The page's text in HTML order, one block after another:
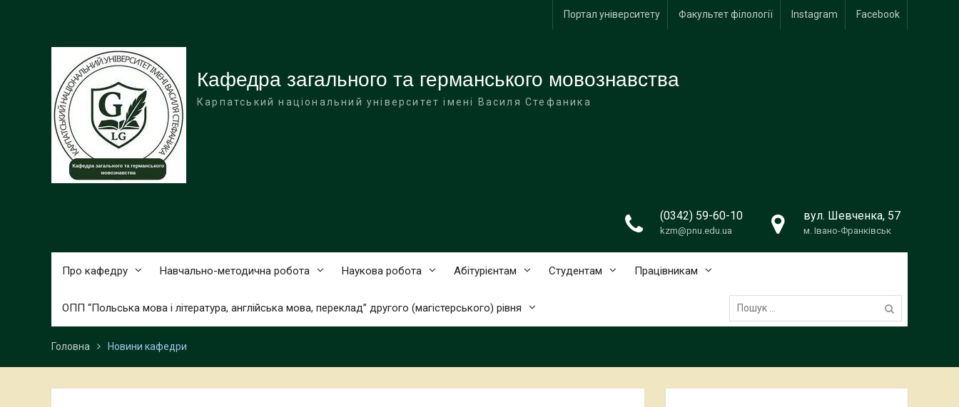
Портал університету Факультет філології Instagram Facebook
Кафедра загального та германського мовознавства
Карпатський національний університет імені Василя Стефаника
(0342) 59-60-10
kzm@pnu.edu.ua
вул. Шевченка, 57
м. Івано-Франківськ
Про кафедру Навчально-методична робота Наукова робота Абітурієнтам Студентам Працівникам
ОПП “Польська мова і література, англійська мова, переклад” другого (магістерського) рівня
Пошук:
Головна Новини кафедри